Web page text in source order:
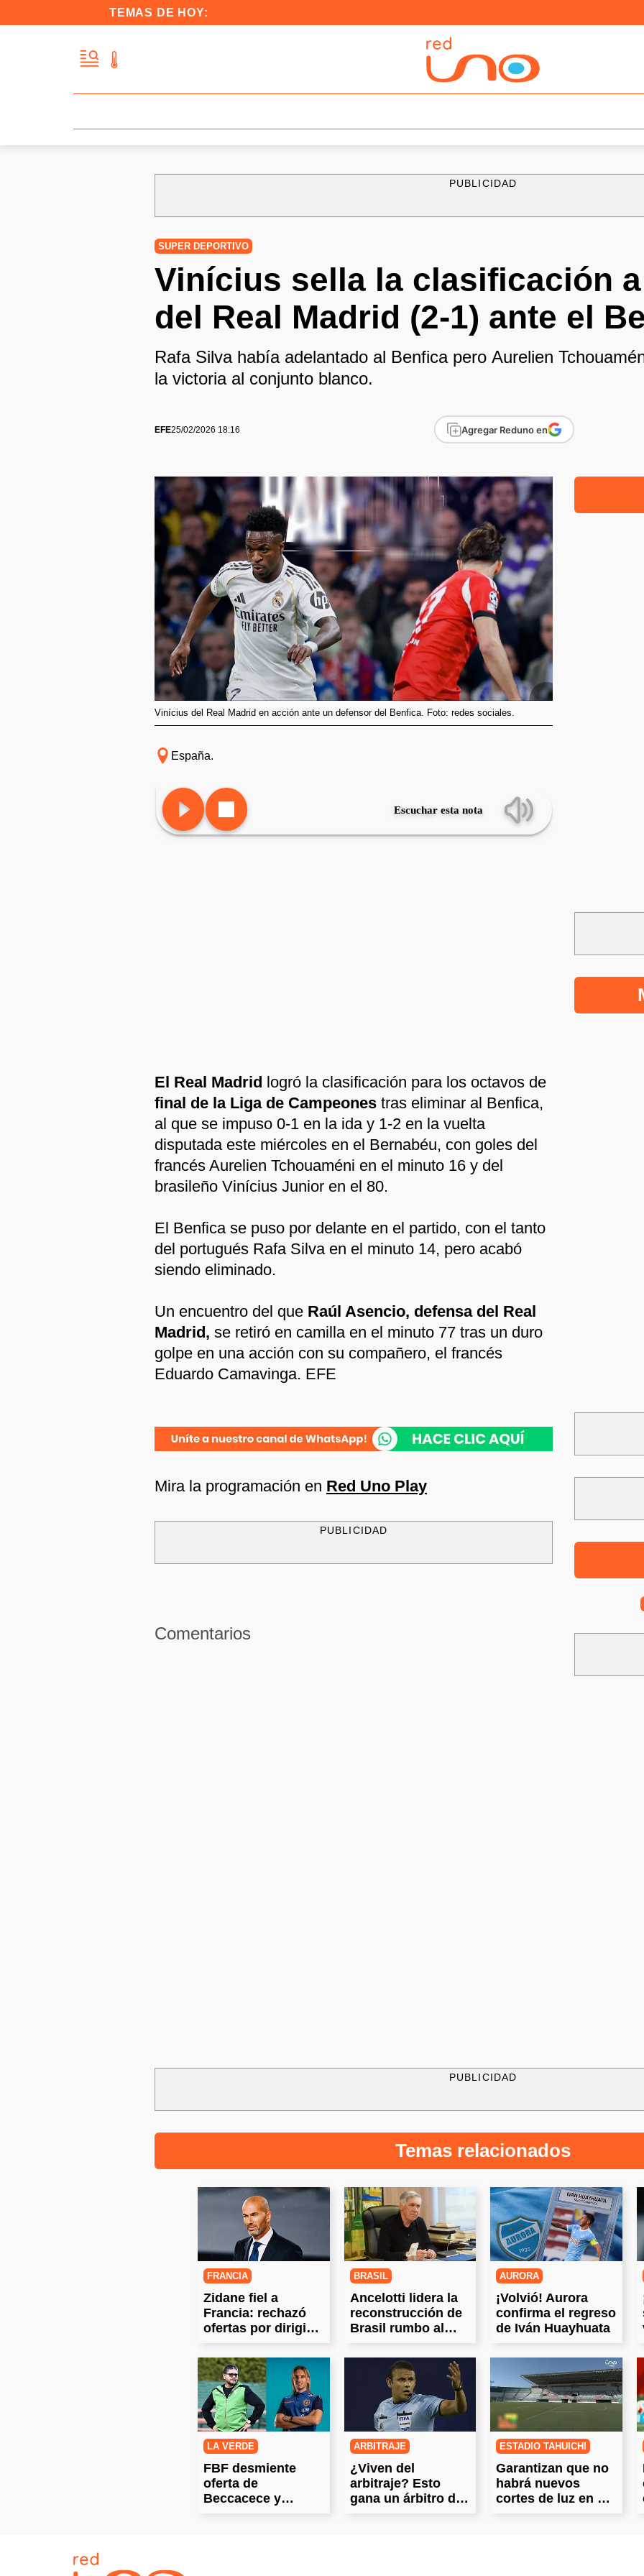
TEMAS DE HOY:
PUBLICIDAD
SUPER DEPORTIVO
Vinícius sella la clasificación
del Real Madrid (2-1) ante el
Rafa Silva había adelantado al Benfica pero Aurelien
la victoria al conjunto blanco.
EFE25/02/2026 18:16 Agregar Reduno en
Vinícius del Real Madrid en acción ante un defensor del Benfica. Foto: redes sociales.
España.
Escuchar esta nota
El Real Madrid logró la clasificación para los octavos de
final de la Liga de Campeones tras eliminar al Benfica,
al que se impuso 0-1 en la ida y 1-2 en la vuelta
disputada este miércoles en el Bernabéu, con goles del
francés Aurelien Tchouaméni en el minuto 16 y del
brasileño Vinícius Junior en el 80.
El Benfica se puso por delante en el partido, con el tanto
del portugués Rafa Silva en el minuto 14, pero acabó
siendo eliminado.
Un encuentro del que Raúl Asencio, defensa del Real
Madrid, se retiró en camilla en el minuto 77 tras un duro
golpe en una acción con su compañero, el francés
Eduardo Camavinga. EFE
Mira la programación en Red Uno Play
PUBLICIDAD
Comentarios
PUBLICIDAD
Temas relacionados
FRANCIA
Zidane fiel a
Francia: rechazó
ofertas por dirigir a
BRASIL
Ancelotti lidera la
reconstrucción de
Brasil rumbo al
AURORA
¡Volvió! Aurora
confirma el regreso
de Iván Huayhuata
LA VERDE
FBF desmiente
oferta de
Beccacece y
ARBITRAJE
¿Viven del
arbitraje? Esto
gana un árbitro del
ESTADIO TAHUICHI
Garantizan que no
habrá nuevos
cortes de luz en el